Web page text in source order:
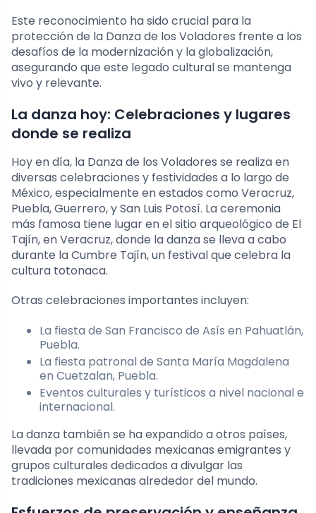
Este reconocimiento ha sido crucial para la
protección de la Danza de los Voladores frente a los
desafíos de la modernización y la globalización,
asegurando que este legado cultural se mantenga
vivo y relevante.
La danza hoy: Celebraciones y lugares
donde se realiza
Hoy en día, la Danza de los Voladores se realiza en
diversas celebraciones y festividades a lo largo de
México, especialmente en estados como Veracruz,
Puebla, Guerrero, y San Luis Potosí. La ceremonia
más famosa tiene lugar en el sitio arqueológico de El
Tajín, en Veracruz, donde la danza se lleva a cabo
durante la Cumbre Tajín, un festival que celebra la
cultura totonaca.
Otras celebraciones importantes incluyen:
La fiesta de San Francisco de Asís en Pahuatlán,
Puebla.
La fiesta patronal de Santa María Magdalena
en Cuetzalan, Puebla.
Eventos culturales y turísticos a nivel nacional e
internacional.
La danza también se ha expandido a otros países,
llevada por comunidades mexicanas emigrantes y
grupos culturales dedicados a divulgar las
tradiciones mexicanas alrededor del mundo.